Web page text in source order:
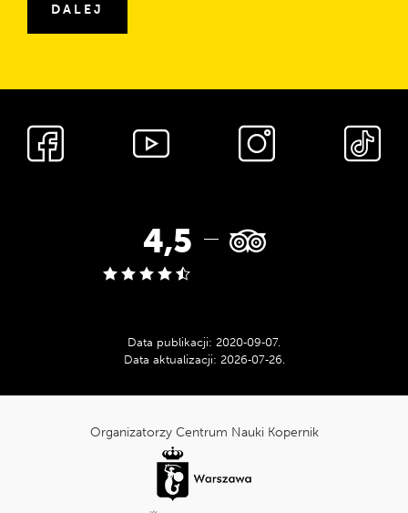
DALEJ
Media
społecznościowe
Ocena
w
serwisie
Tripadvisor:
4,5
Data publikacji: 2020‑09‑07.
Data aktualizacji: 2026‑07‑26
Organizatorzy Centrum Nauki Kopernik